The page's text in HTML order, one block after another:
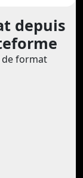
depuis
format